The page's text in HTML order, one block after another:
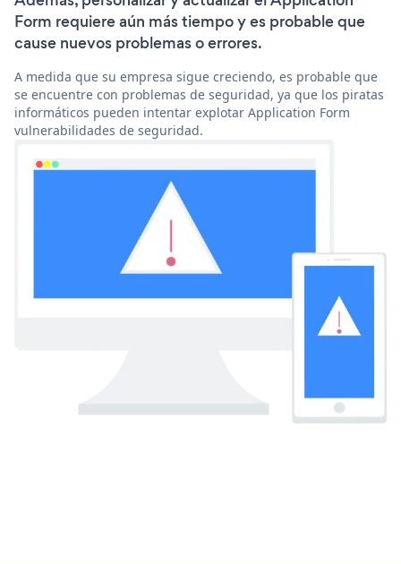
Form requiere aún más tiempo y es probable que
cause nuevos problemas o errores.
A medida que su empresa sigue creciendo, es probable que
se encuentre con problemas de seguridad, ya que los piratas
informáticos pueden intentar explotar Application Form
vulnerabilidades de seguridad.